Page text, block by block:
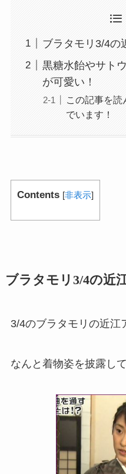
ブラタモリ3/4の
黒糖水飴やサト
が可愛い！
この記事を読
でいます！
Contents [非表示]
ブラタモリ3/4の近
3/4のブラタモリの近江
なんと着物姿を披露し